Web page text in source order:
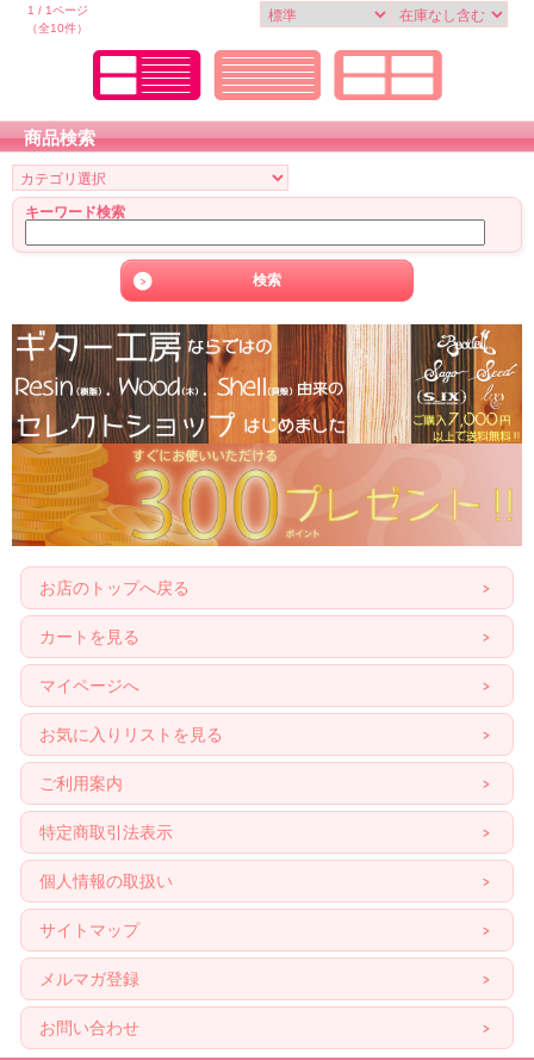
1 / 1ページ
（全10件）
商品検索
キーワード検索
お店のトップへ戻る
カートを見る
マイページへ
お気に入りリストを見る
ご利用案内
特定商取引法表示
個人情報の取扱い
サイトマップ
メルマガ登録
お問い合わせ